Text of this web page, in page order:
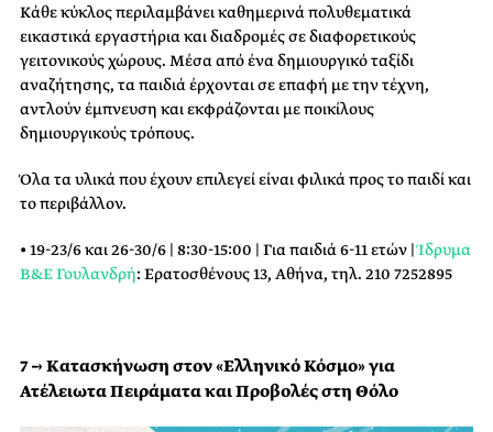
Κάθε κύκλος περιλαμβάνει καθημερινά πολυθεματικά
εικαστικά εργαστήρια και διαδρομές σε διαφορετικούς
γειτονικούς χώρους. Μέσα από ένα δημιουργικό ταξίδι
αναζήτησης, τα παιδιά έρχονται σε επαφή με την τέχνη,
αντλούν έμπνευση και εκφράζονται με ποικίλους
δημιουργικούς τρόπους.
Όλα τα υλικά που έχουν επιλεγεί είναι φιλικά προς το παιδί και
το περιβάλλον.
• 19-23/6 και 26-30/6 | 8:30-15:00 | Για παιδιά 6-11 ετών |Ίδρυμα
Β&Ε Γουλανδρή: Ερατοσθένους 13, Αθήνα, τηλ. 210 7252895
7 → Κατασκήνωση στον «Ελληνικό Κόσμο» για
Ατέλειωτα Πειράματα και Προβολές στη Θόλο